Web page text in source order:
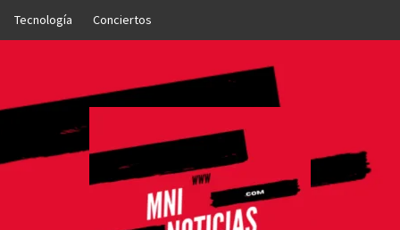
Tecnología Conciertos